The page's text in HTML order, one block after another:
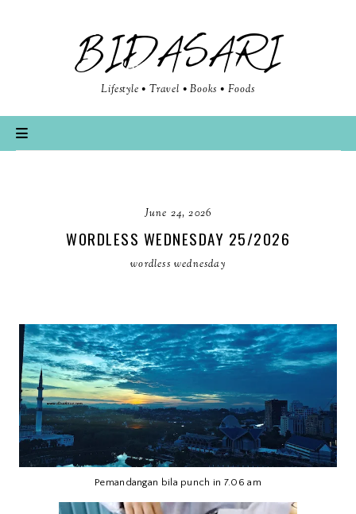
BIDASARI
Lifestyle • Travel • Books • Foods
June 24, 2026
WORDLESS WEDNESDAY 25/2026
wordless wednesday
Pemandangan bila punch in 7.06 am